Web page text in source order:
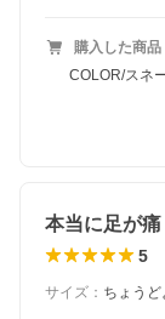
購入した商品
COLOR/スネ
本当に足が
5
サイズ ： ちょうど